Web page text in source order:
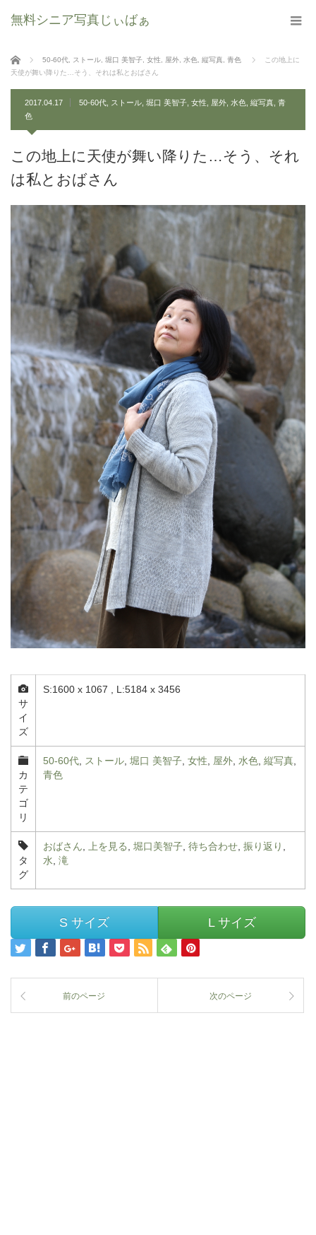
無料シニア写真じぃばぁ
ホーム 50-60代 ストール 堀口 美智子 女性 屋外 水色 縦写真 青色
この地上に
天使が舞い降りた…そう、それは私とおばさん
2017.04.17 50-60代 ストール 堀口 美智子 女性 屋外 水色 縦写真 青
色
この地上に天使が舞い降りた…そう、それ
は私とおばさん
サ
イ
ズ
S:1600 x 1067 , L:5184 x 3456
カ
テ
ゴ
リ
50-60代 ストール 堀口 美智子 女性 屋外 水色 縦写真
青色
タ
グ
おばさん 上を見る 堀口美智子 待ち合わせ 振り返り
水 滝
S サイズ L サイズ
前のページ 次のページ